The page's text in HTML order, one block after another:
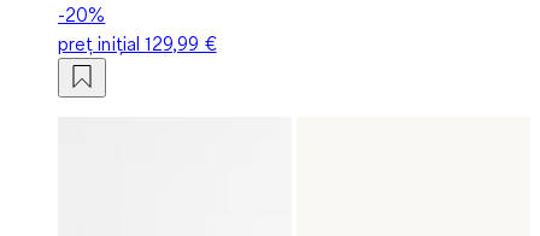
-20%
preț inițial129,99 €